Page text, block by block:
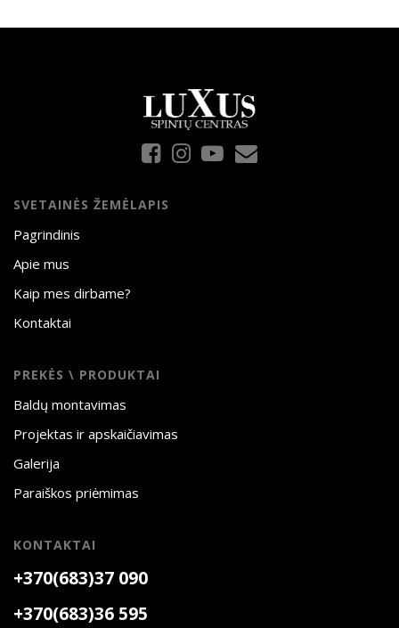
SVETAINĖS ŽEMĖLAPIS
Pagrindinis
Apie mus
Kaip mes dirbame?
Kontaktai
PREKĖS \ PRODUKTAI
Baldų montavimas
Projektas ir apskaičiavimas
Galerija
Paraiškos priėmimas
KONTAKTAI
+370(683)37 090
+370(683)36 595